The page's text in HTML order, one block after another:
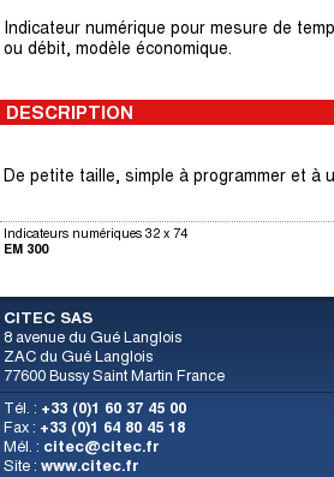
Indicateur numérique pour mesure de
ou débit, modèle économique.
DESCRIPTION
De petite taille, simple à programmer et à
Indicateurs numériques 32 x 74
EM 300
CITEC SAS
8 avenue du Gué Langlois
ZAC du Gué Langlois
77600 Bussy Saint Martin France
Tél. : +33 (0)1 60 37 45 00
Fax : +33 (0)1 64 80 45 18
Mél. : citec@citec.fr
Site : www.citec.fr